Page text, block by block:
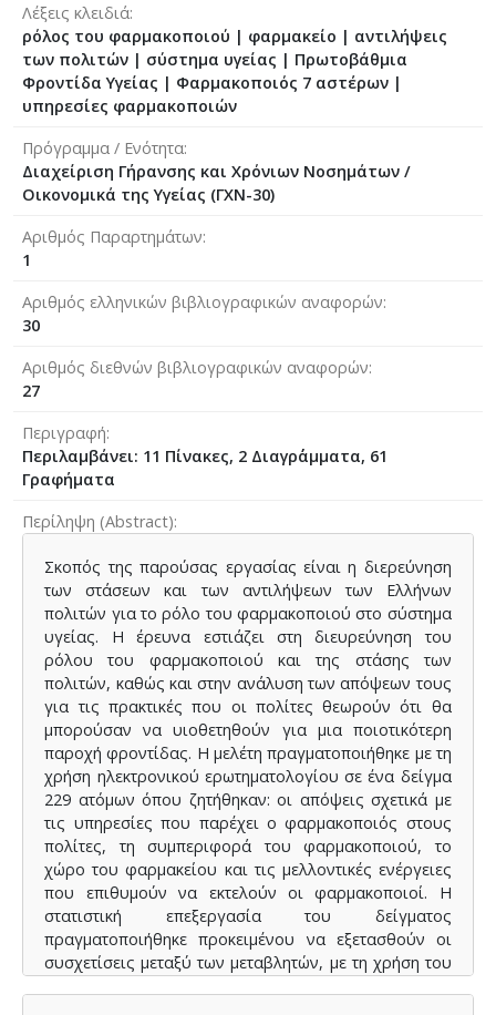
Λέξεις κλειδιά
ρόλος του φαρμακοποιού | φαρμακείο | αντιλήψεις
των πολιτών | σύστημα υγείας | Πρωτοβάθμια
Φροντίδα Υγείας | Φαρμακοποιός 7 αστέρων |
υπηρεσίες φαρμακοποιών
Πρόγραμμα / Ενότητα
Διαχείριση Γήρανσης και Χρόνιων Νοσημάτων /
Οικονομικά της Υγείας (ΓΧΝ-30)
Αριθμός Παραρτημάτων
1
Αριθμός ελληνικών βιβλιογραφικών αναφορών
30
Αριθμός διεθνών βιβλιογραφικών αναφορών
27
Περιγραφή
Περιλαμβάνει: 11 Πίνακες, 2 Διαγρ΄΄αμματα, 61
Γραφήματα
Περίληψη (Abstract)
Σκοπός της παρούσας εργασίας είναι η διερεύνηση
των στάσεων και των αντιλήψεων των Ελλήνων
πολιτών για το ρόλο του φαρμακοποιού στο σύστημα
υγείας. Η έρευνα εστιάζει στη διευρεύνηση του
ρόλου του φαρμακοποιού και της στάσης των
πολιτών, καθώς και στην ανάλυση των απόψεων τους
για τις πρακτικές που οι πολίτες θεωρούν ότι θα
μπορούσαν να υιοθετηθούν για μια ποιοτικότερη
παροχή φροντίδας. Η μελέτη πραγματοποιήθηκε με τη
χρήση ηλεκτρονικού ερωτηματολογίου σε ένα δείγμα
229 ατόμων όπου ζητήθηκαν: οι απόψεις σχετικά με
τις υπηρεσίες που παρέχει ο φαρμακοποιός στους
πολίτες, τη συμπεριφορά του φαρμακοποιού, το
χώρο του φαρμακείου και τις μελλοντικές ενέργειες
που επιθυμούν να εκτελούν οι φαρμακοποιοί. Η
στατιστική επεξεργασία του δείγματος
πραγματοποιήθηκε προκειμένου να εξετασθούν οι
συσχετίσεις μεταξύ των μεταβλητών, με τη χρήση του